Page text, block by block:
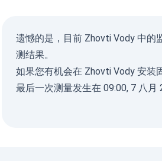
遗憾的是，目前 Zhovti Vody 中的
测结果。
如果您有机会在 Zhovti Vody 安装
最后一次测量发生在 09:00, 7 八月